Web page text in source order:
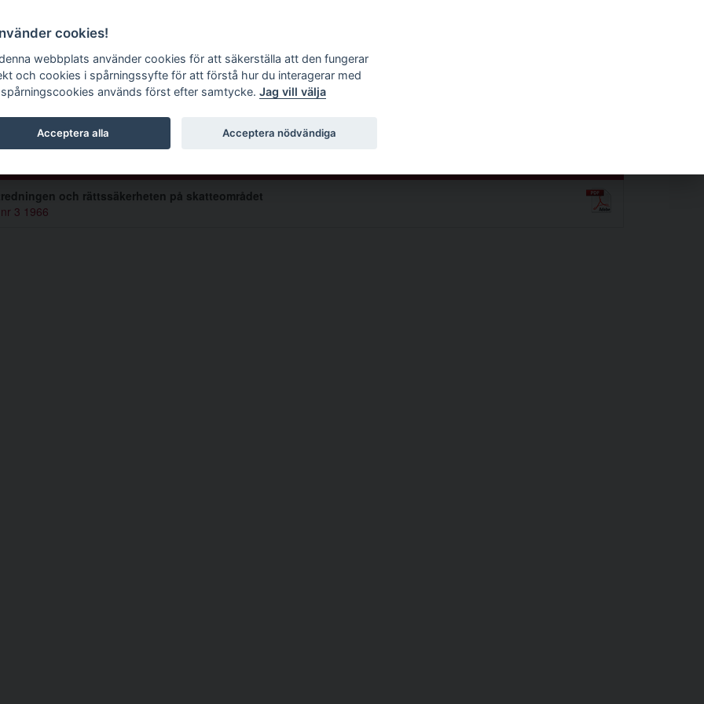
tidskrift
Rydin
och rättssäkerheten på skatteområdet
3 1966
cookies!
webbplats använder cookies för att säkerställa att den fungerar
och cookies i spårningssyfte för att förstå hur du interagerar med
används först efter samtycke. Jag vill välja
Acceptera alla Acceptera nödvändiga